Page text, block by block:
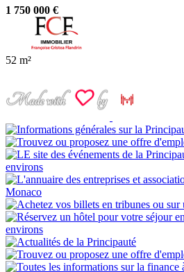
1 750 000 €
52 m²